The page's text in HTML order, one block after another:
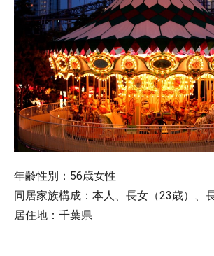
年齢性別：56歳女性
同居家族構成：本人、長女（23歳）、
居住地：千葉県